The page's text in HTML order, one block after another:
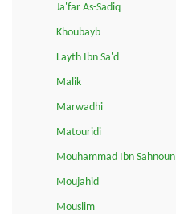
Ja'far As-Sadiq
Khoubayb
Layth Ibn Sa'd
Malik
Marwadhi
Matouridi
Mouhammad Ibn Sahnoun
Moujahid
Mouslim